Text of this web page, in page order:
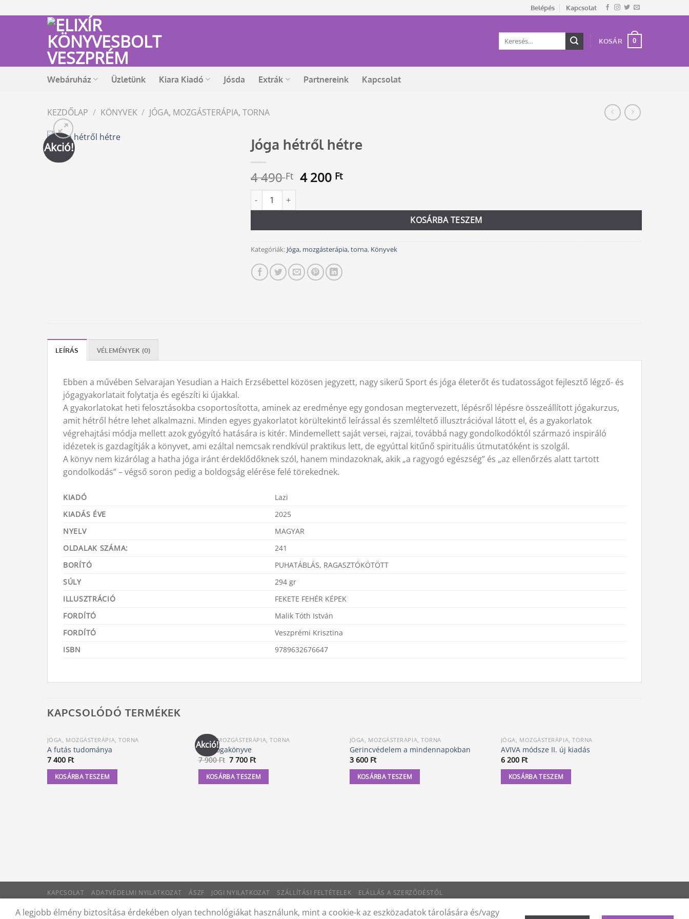
to
Belépés Kapcsolat
Keresés
KOSÁR 0
Webáruház Üzletünk Kiara Kiadó Jósda Extrák Partnereink Kapcsolat
KEZDŐLAP / KÖNYVEK / JÓGA, MOZGÁSTERÁPIA, TORNA
Akció! Jóga hétről hétre
4 490Ft Original
4
490 Ft.
4 200 FtCurrent
4
200 Ft.
Jóga hétről hétre mennyiség
KOSÁRBA TESZEM
Alternative:
Kategóriák: Jóga, mozgásterápia, torna, Könyvek
LEÍRÁS VÉLEMÉNYEK (0)
Ebben a művében Selvarajan Yesudian a Haich Erzsébettel közösen jegyzett, nagy sikerű Sport és jóga életerőt és tudatosságot fejlesztő légző- és
jógagyakorlatait folytatja és egészíti ki újakkal.
A gyakorlatokat heti felosztásokba csoportosította, aminek az eredménye egy gondosan megtervezett, lépésről lépésre összeállított jógakurzus,
amit hétről hétre lehet alkalmazni. Minden egyes gyakorlatot körültekintő leírással és szemléltető illusztrációval látott el, és a gyakorlatok
végrehajtási módja mellett azok gyógyító hatására is kitér. Mindemellett saját versei, rajzai, továbbá nagy gondolkodóktól származó inspiráló
idézetek is gazdagítják a könyvet, ami ezáltal nemcsak rendkívül praktikus lett, de egyúttal kitűnő spirituális útmutatóként is szolgál.
A könyv nem kizárólag a hatha jóga iránt érdeklődőknek szól, hanem mindazoknak, akik „a ragyogó egészség” és „az ellenőrzés alatt tartott
gondolkodás” – végső soron pedig a boldogság elérése felé törekednek.
KIADÓ
Lazi
KIADÁS ÉVE
2025
NYELV
MAGYAR
OLDALAK SZÁMA:
241
BORÍTÓ
PUHATÁBLÁS, RAGASZTÓKÖTÖTT
SÚLY
294 gr
ILLUSZTRÁCIÓ
FEKETE FEHÉR KÉPEK
FORDÍTÓ
Malik Tóth István
FORDÍTÓ
Veszprémi Krisztina
ISBN
9789632676647
KAPCSOLÓDÓ TERMÉKEK
JÓGA, MOZGÁSTERÁPIA, TORNA
A futás tudománya
7 400 Ft
KOSÁRBA TESZEM
Akció!
JÓGA, MOZGÁSTERÁPIA, TORNA
Nők jógakönyve
7 900Ft Original
was:
7
7 700 FtCurrent
is:
7
KOSÁRBA TESZEM
JÓGA, MOZGÁSTERÁPIA, TORNA
Gerincvédelem a mindennapokban
3 600 Ft
KOSÁRBA TESZEM
JÓGA, MOZGÁSTERÁPIA, TORNA
AVIVA módsze II. új kiadás
6 200 Ft
KOSÁRBA TESZEM
KAPCSOLAT ADATVÉDELMI NYILATKOZAT ÁSZF JOGI NYILATKOZAT SZÁLLÍTÁSI FELTÉTELEK ELÁLLÁS A SZERZŐDÉSTŐL
© 2012 - 2026 Trigon 9000 Kft.
A legjobb élmény biztosítása érdekében olyan technológiákat használunk, mint a cookie-k az eszközadatok tárolására és/vagy